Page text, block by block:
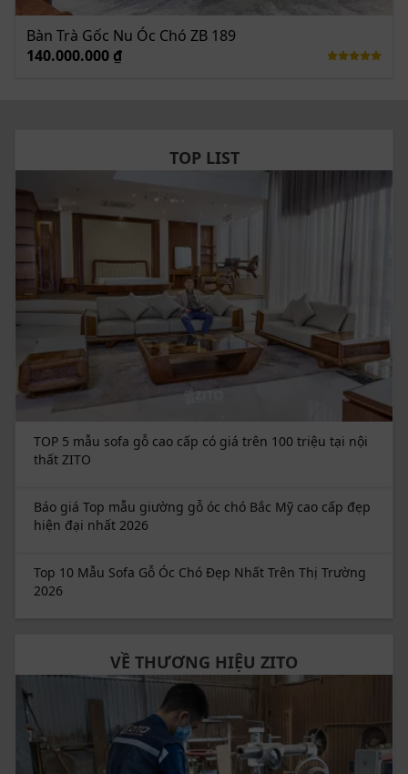
Bàn Trà Gốc Nu Óc Chó ZB 189
140.000.000 ₫
TOP LIST
TOP 5 mẫu sofa gỗ cao cấp có giá trên 100 triệu tại nội
thất ZITO
Báo giá Top mẫu giường gỗ óc chó Bắc Mỹ cao cấp đẹp
hiện đại nhất 2026
Top 10 Mẫu Sofa Gỗ Óc Chó Đẹp Nhất Trên Thị Trường
2026
VỀ THƯƠNG HIỆU ZITO